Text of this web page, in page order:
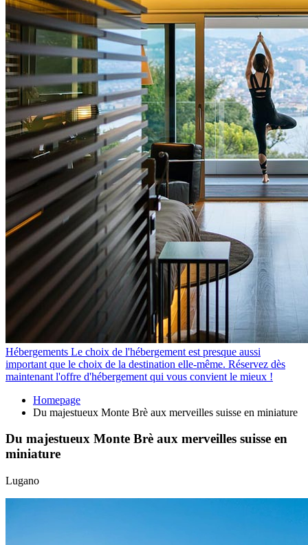
Hébergements Le choix de l'hébergement est presque aussi
important que le choix de la destination elle-même. Réservez dès
maintenant l'offre d'hébergement qui vous convient le mieux !
Homepage
Du majestueux Monte Brè aux merveilles suisse en miniature
Du majestueux Monte Brè aux merveilles suisse en
miniature
Lugano